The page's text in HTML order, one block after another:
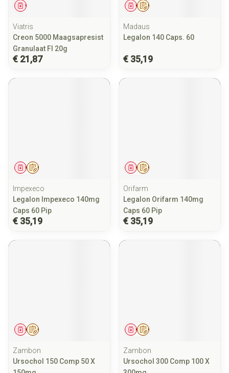
Geneesmiddel
Viatris
Creon 5000 Maagsapresist
Granulaat Fl 20g
€ 21,87
Op voorschrift
Geneesmiddel
Madaus
Legalon 140 Caps. 60
€ 35,19
Op voorschrift
Geneesmiddel
Impexeco
Legalon Impexeco 140mg
Caps 60 Pip
€ 35,19
Op voorschrift
Geneesmiddel
Orifarm
Legalon Orifarm 140mg
Caps 60 Pip
€ 35,19
Op voorschrift
Geneesmiddel
Zambon
Ursochol 150 Comp 50 X
Op voorschrift
Geneesmiddel
Zambon
Ursochol 300 Comp 100 X